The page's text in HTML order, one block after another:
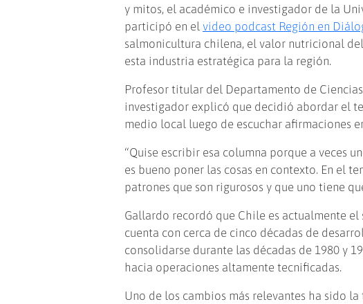
y mitos, el académico e investigador de la
participó en elvideo podcast Región en
salmonicultura chilena, el valor nutricional
esta industria estratégica para la región.
Profesor titular del Departamento de
investigador explicó que decidió abordar el
medio local luego de escuchar afirmaciones
“Quise escribir esa columna porque a veces
es bueno poner las cosas en contexto. En el
patrones que son rigurosos y que uno tiene
Gallardo recordó que Chile es actualmente
cuenta con cerca de cinco décadas de
consolidarse durante las décadas de 1980 y
hacia operaciones altamente tecnificadas.
Uno de los cambios más relevantes ha sido